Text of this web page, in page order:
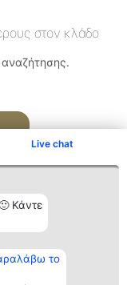
Live chat
Κάντε
το
στον κλάδο
Επικοινωνία
Επικοινωνία